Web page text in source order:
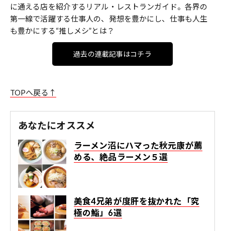
に通える店を紹介するリアル・レストランガイド。各界の
第一線で活躍する仕事人の、発想を豊かにし、仕事も人生
も豊かにする“推しメシ”とは？
過去の連載記事はコチラ
TOPへ戻る↑
あなたにオススメ
ラーメン沼にハマった秋元康が薦
める、絶品ラーメン５選
美食4兄弟が度肝を抜かれた「究
極の鮨」6選